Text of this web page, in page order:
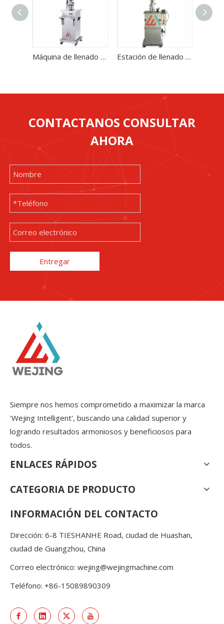
Máquina de llenado de líquido y pasta vertical compacta Estación de llenado de líquido y pasta de ahorro de espacio, operación de alta velocidad
CONTACTANOS CONSULTAR
AHORA
Entregar
Siempre nos hemos comprometido a maximizar la marca
'Wejing Intelligent', buscando una calidad superior y
logrando resultados armoniosos y beneficiosos para
todos.
ENLACES RÁPIDOS
CATEGORIA DE PRODUCTO
INFORMACIÓN DEL CONTACTO
Dirección: 6-8 TIESHANHE Road, ciudad de Huashan,
ciudad de Guangzhou, China
Correo electrónico: wejing@wejingmachine.com
Teléfono: +86-15089890309